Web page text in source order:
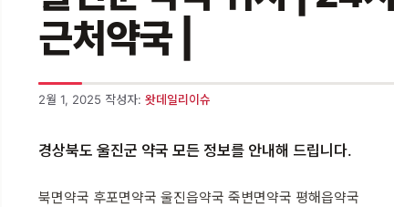
근처약국 |
2월 1, 2025 작성자: 왓데일리이슈
경상북도 울진군 약국 모든 정보를 안내해 드립니다.
북면약국 후포면약국 울진읍약국 죽변면약국 평해읍약국